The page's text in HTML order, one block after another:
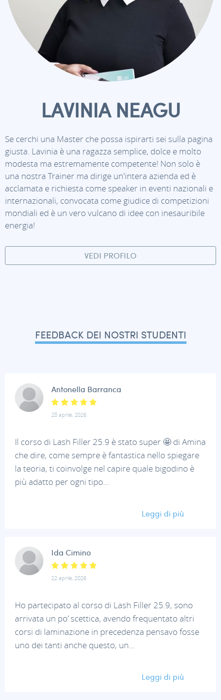
LAVINIA NEAGU
Se cerchi una Master che possa ispirarti sei sulla pagina
giusta. Lavinia è una ragazza semplice, dolce e molto
modesta ma estremamente competente! Non solo è
una nostra Trainer ma dirige un'intera azienda ed è
acclamata e richiesta come speaker in eventi nazionali e
internazionali, convocata come giudice di competizioni
mondiali ed è un vero vulcano di idee con inesauribile
energia!
VEDI PROFILO
FEEDBACK DEI NOSTRI STUDENTI
Antonella Barranca
28 aprile, 2026
Il corso di Lash Filler 25.9 è stato super 🤩 di Amina
che dire, come sempre è fantastica nello spiegare
la teoria, ti coinvolge nel capire quale bigodino è
più adatto per ogni tipo...
Leggi di più
Ida Cimino
22 aprile, 2026
Ho partecipato al corso di Lash Filler 25.9, sono
arrivata un po’ scettica, avendo frequentato altri
corsi di laminazione in precedenza pensavo fosse
uno dei tanti anche questo, un...
Leggi di più